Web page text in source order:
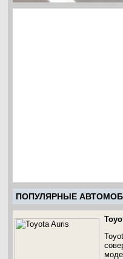
ПОПУЛЯРНЫЕ